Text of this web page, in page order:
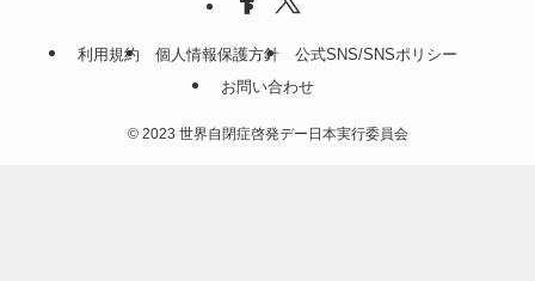
利用規約 個人情報保護方針
公式SNS/SNSポリシー
お問い合わせ
©2023 世界自閉症啓発デー日本実行委員会